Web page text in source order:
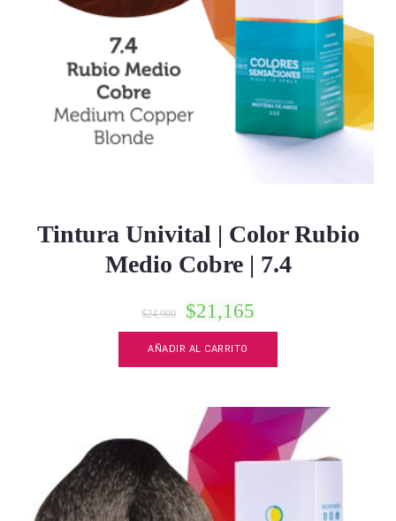
Tintura Univital | Color Rubio
Medio Cobre | 7.4
$24,900 $21,165
AÑADIR AL CARRITO